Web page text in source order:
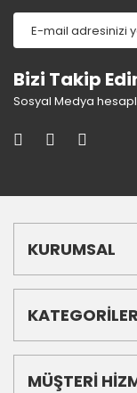
Bizi Takip
Sosyal Medya
KURUMSAL
KATEGORİLER
MÜŞTERİ